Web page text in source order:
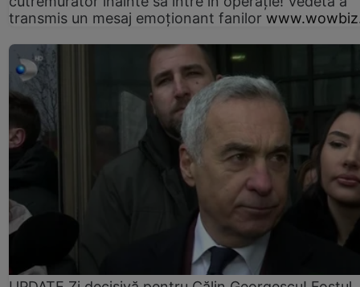
transmis un mesaj emoționant fanilor